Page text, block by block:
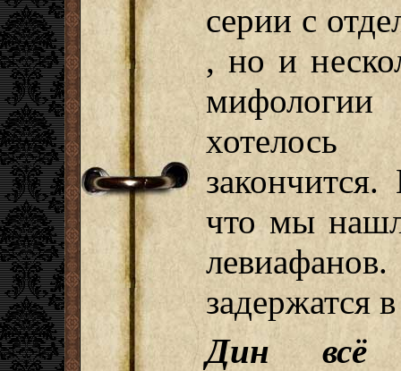
серии с
, но и
что мы
задержатся
Дин всё